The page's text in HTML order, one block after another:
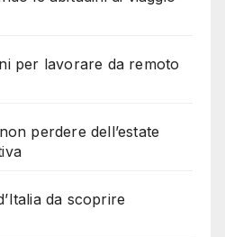
per lavorare da remoto
perdere dell’estate
da scoprire